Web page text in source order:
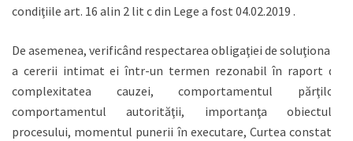
condiţiile art. 16 alin 2 lit c din Lege a fost 04.02.2019 .
De asemenea, verificând respectarea obligaţiei de soluţionare
a cererii intimat ei într-un termen rezonabil în raport de
complexitatea cauzei, comportamentul părţilor,
comportamentul autorităţii, importanţa obiectului
procesului, momentul punerii în executare, Curtea constată,